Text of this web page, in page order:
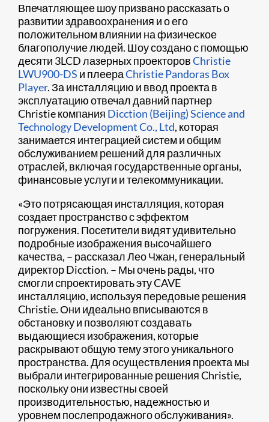
Впечатляющее шоу призвано рассказать о
развитии здравоохранения и о его
положительном влиянии на физическое
благополучие людей. Шоу создано с помощью
десяти 3LCD лазерных проекторовChristie
LWU900-DS и плеераChristie Pandoras Box
Player. За инсталляцию и ввод проекта в
эксплуатацию отвечал давний партнер
Christie компания Dicction (Beijing) Science and
Technology Development Co., Ltd, которая
занимается интеграцией систем и общим
обслуживанием решений для различных
отраслей, включая государственные органы,
финансовые услуги и телекоммуникации.
«Это потрясающая инсталляция, которая
создает пространство с эффектом
погружения. Посетители видят удивительно
подробные изображения высочайшего
качества, – рассказал Лео Чжан, генеральный
директор Dicction. – Мы очень рады, что
смогли спроектировать эту CAVE
инсталляцию, используя передовые решения
Christie. Они идеально вписываются в
обстановку и позволяют создавать
выдающиеся изображения, которые
раскрывают общую тему этого уникального
пространства. Для осуществления проекта мы
выбрали интегрированные решения Christie,
поскольку они известны своей
производительностью, надежностью и
уровнем послепродажного обслуживания».